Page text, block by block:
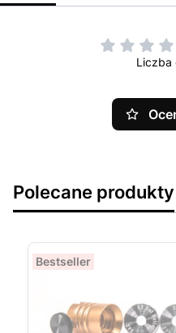
Liczba
Polecane produkty
Bestseller